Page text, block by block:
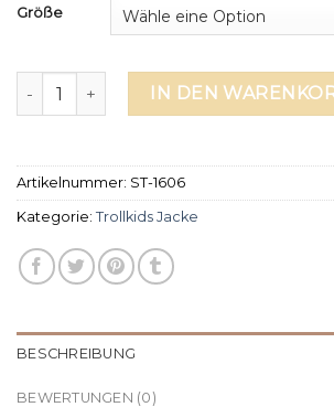
Größe
trollkids jacke MengeIN DEN
Artikelnummer: ST-1606
Kategorie: Trollkids Jacke
BESCHREIBUNG
BEWERTUNGEN (0)